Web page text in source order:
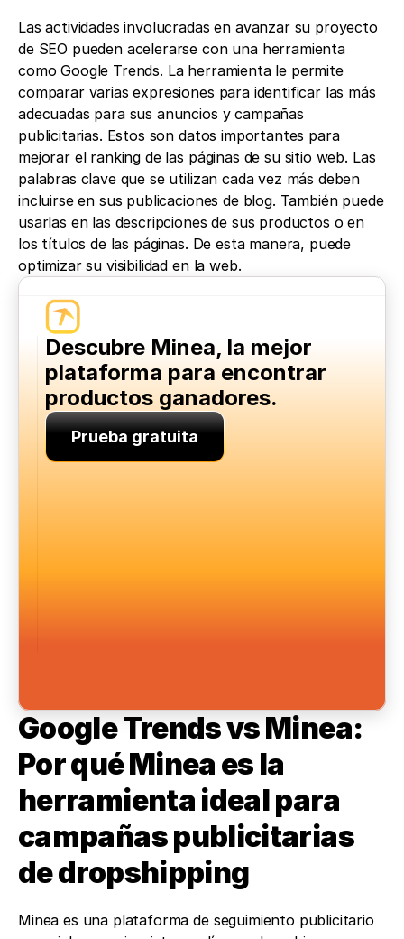
Las actividades involucradas en avanzar su proyecto
de SEO pueden acelerarse con una herramienta
como Google Trends. La herramienta le permite
comparar varias expresiones para identificar las más
adecuadas para sus anuncios y campañas
publicitarias. Estos son datos importantes para
mejorar el ranking de las páginas de su sitio web. Las
palabras clave que se utilizan cada vez más deben
incluirse en sus publicaciones de blog. También puede
usarlas en las descripciones de sus productos o en
los títulos de las páginas. De esta manera, puede
optimizar su visibilidad en la web.
Descubre Minea, la mejor
plataforma para encontrar
productos ganadores.
Prueba gratuita
Google Trends vs Minea:
Por qué Minea es la
herramienta ideal para
campañas publicitarias
de dropshipping
Minea es una plataforma de seguimiento publicitario